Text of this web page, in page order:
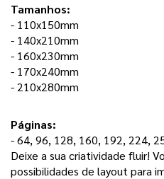
Tamanhos:
- 110x150mm
- 140x210mm
- 160x230mm
- 170x240mm
- 210x280mm
Páginas:
Deixe a sua criatividade fluir!
possibilidades de layout para